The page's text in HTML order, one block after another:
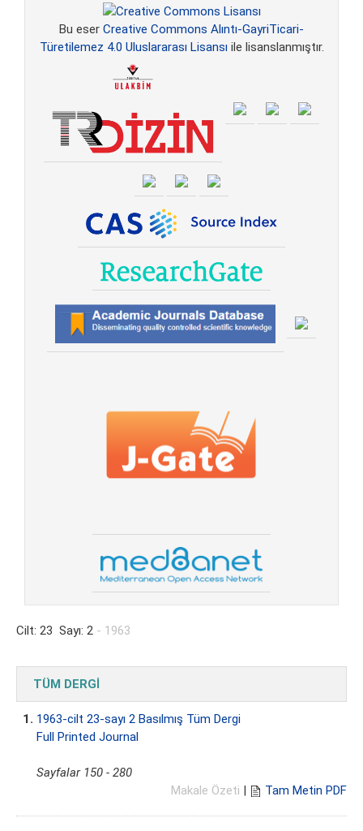
Bu eser Creative Commons Alıntı-GayriTicari-
Türetilemez 4.0 Uluslararası Lisansı ile lisanslanmıştır.
Cilt: 23 Sayı: 2 - 1963
TÜM DERGİ
1. 1963-cilt 23-sayı 2 Basılmış Tüm Dergi
Full Printed Journal
Sayfalar 150 - 280
Makale Özeti | Tam Metin PDF